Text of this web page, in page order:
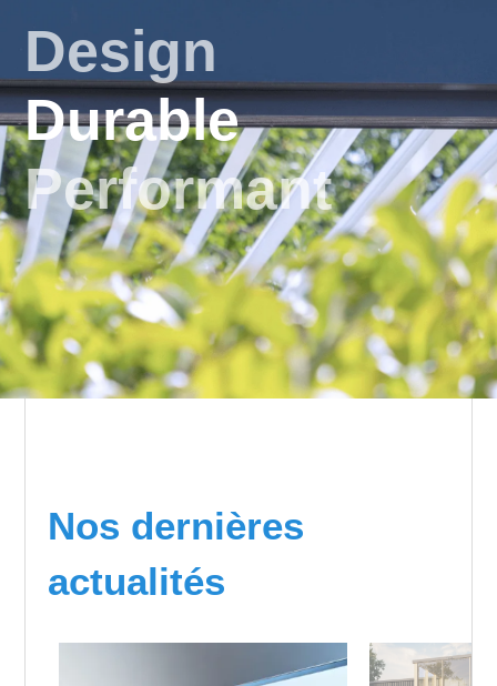
Design
Durable
Performant
Nos dernières
actualités